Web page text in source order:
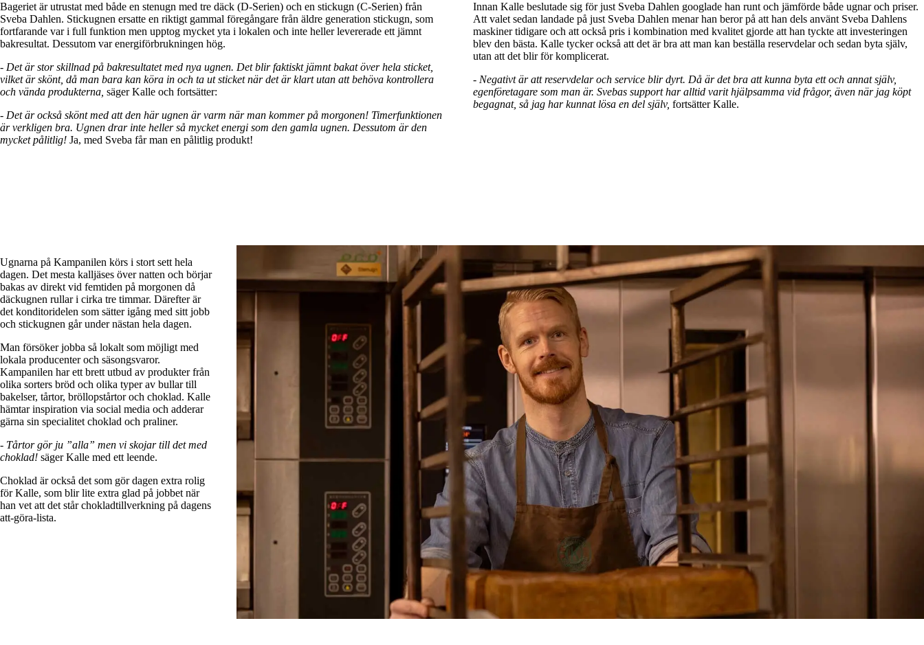
Bageriet är utrustat med både en stenugn med tre däck (D-Serien) och en stickugn (C-Serien) från
Sveba Dahlen. Stickugnen ersatte en riktigt gammal föregångare från äldre generation stickugn, som
fortfarande var i full funktion men upptog mycket yta i lokalen och inte heller levererade ett jämnt
bakresultat. Dessutom var energiförbrukningen hög.
- Det är stor skillnad på bakresultatet med nya ugnen. Det blir faktiskt jämnt bakat över hela sticket,
vilket är skönt, då man bara kan köra in och ta ut sticket när det är klart utan att behöva kontrollera
och vända produkterna, säger Kalle och fortsätter:
- Det är också skönt med att den här ugnen är varm när man kommer på morgonen! Timerfunktionen
är verkligen bra. Ugnen drar inte heller så mycket energi som den gamla ugnen. Dessutom är den
mycket pålitlig! Ja, med Sveba får man en pålitlig produkt!
Innan Kalle beslutade sig för just Sveba Dahlen googlade han runt och jämförde både ugnar och priser.
Att valet sedan landade på just Sveba Dahlen menar han beror på att han dels använt Sveba Dahlens
maskiner tidigare och att också pris i kombination med kvalitet gjorde att han tyckte att investeringen
blev den bästa. Kalle tycker också att det är bra att man kan beställa reservdelar och sedan byta själv,
utan att det blir för komplicerat.
- Negativt är att reservdelar och service blir dyrt. Då är det bra att kunna byta ett och annat själv,
egenföretagare som man är. Svebas support har alltid varit hjälpsamma vid frågor, även när jag köpt
begagnat, så jag har kunnat lösa en del själv, fortsätter Kalle.
Ugnarna på Kampanilen körs i stort sett hela
dagen. Det mesta kalljäses över natten och börjar
bakas av direkt vid femtiden på morgonen då
däckugnen rullar i cirka tre timmar. Därefter är
det konditoridelen som sätter igång med sitt jobb
och stickugnen går under nästan hela dagen.
Man försöker jobba så lokalt som möjligt med
lokala producenter och säsongsvaror.
Kampanilen har ett brett utbud av produkter från
olika sorters bröd och olika typer av bullar till
bakelser, tårtor, bröllopstårtor och choklad. Kalle
hämtar inspiration via social media och adderar
gärna sin specialitet choklad och praliner.
- Tårtor gör ju ”alla” men vi skojar till det med
choklad! säger Kalle med ett leende.
Choklad är också det som gör dagen extra rolig
för Kalle, som blir lite extra glad på jobbet när
han vet att det står chokladtillverkning på dagens
att-göra-lista.